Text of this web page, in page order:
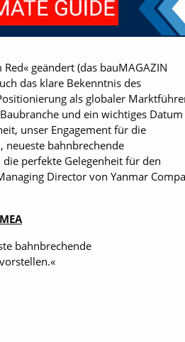
geändert (das bauMAGAZIN
das klare Bekenntnis des
als globaler
und ein wichtiges
unser Engagement für die
neueste bahnbrechende
perfekte Gelegenheit für den
Director von Yanmar
bahnbrechende